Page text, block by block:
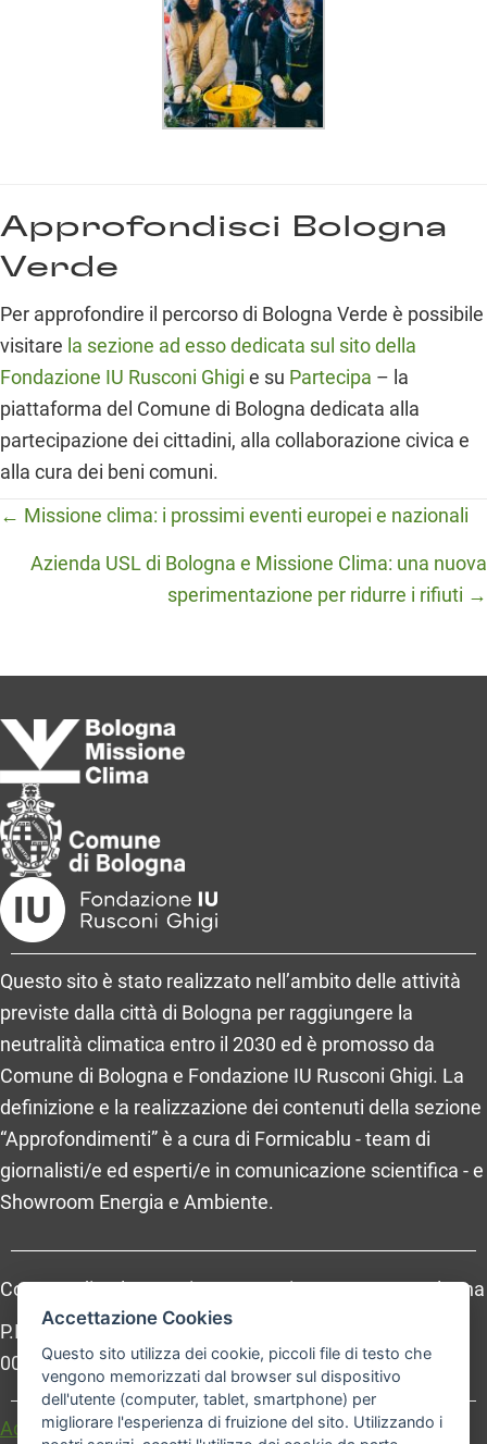
Approfondisci Bologna
Verde
Per approfondire il percorso di Bologna Verde è possibile
visitare la sezione ad esso dedicata sul sito della
Fondazione IU Rusconi Ghigi e su Partecipa – la
piattaforma del Comune di Bologna dedicata alla
partecipazione dei cittadini, alla collaborazione civica e
alla cura dei beni comuni.
Posts
navigation
← Missione clima: i prossimi eventi europei e nazionali
Azienda USL di Bologna e Missione Clima: una nuova
sperimentazione per ridurre i rifiuti →
Questo sito è stato realizzato nell’ambito delle attività
previste dalla città di Bologna per raggiungere la
neutralità climatica entro il 2030 ed è promosso da
Comune di Bologna e Fondazione IU Rusconi Ghigi. La
definizione e la realizzazione dei contenuti della sezione
“Approfondimenti” è a cura di Formicablu - team di
giornalisti/e ed esperti/e in comunicazione scientifica - e
Showroom Energia e Ambiente.
Comune di Bologna, Piazza Maggiore, 6 - 40124 Bologna
P.Iva: 01232710374 - Cod. IBAN: IT 88 R 02008 02435
000020067156
Accessibilità Carta dei valori
Accettazione Cookies
Questo sito utilizza dei cookie, piccoli file di testo che
vengono memorizzati dal browser sul dispositivo
dell'utente (computer, tablet, smartphone) per
migliorare l'esperienza di fruizione del sito. Utilizzando i